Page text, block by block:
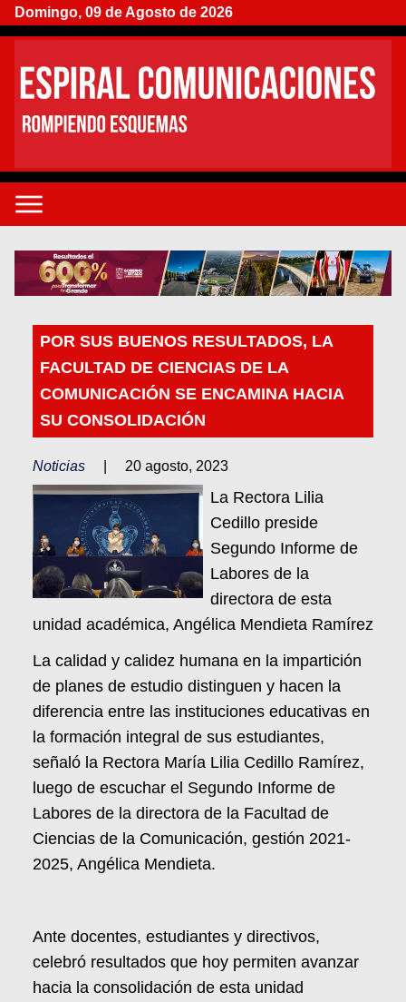
Domingo, 09 de Agosto de 2026
POR SUS BUENOS RESULTADOS, LA
FACULTAD DE CIENCIAS DE LA
COMUNICACIÓN SE ENCAMINA HACIA
SU CONSOLIDACIÓN
Noticias 20 agosto, 2023
La Rectora Lilia
Cedillo preside
Segundo Informe de
Labores de la
directora de esta
unidad académica, Angélica Mendieta Ramírez
La calidad y calidez humana en la impartición
de planes de estudio distinguen y hacen la
diferencia entre las instituciones educativas en
la formación integral de sus estudiantes,
señaló la Rectora María Lilia Cedillo Ramírez,
luego de escuchar el Segundo Informe de
Labores de la directora de la Facultad de
Ciencias de la Comunicación, gestión 2021-
2025, Angélica Mendieta.
Ante docentes, estudiantes y directivos,
celebró resultados que hoy permiten avanzar
hacia la consolidación de esta unidad